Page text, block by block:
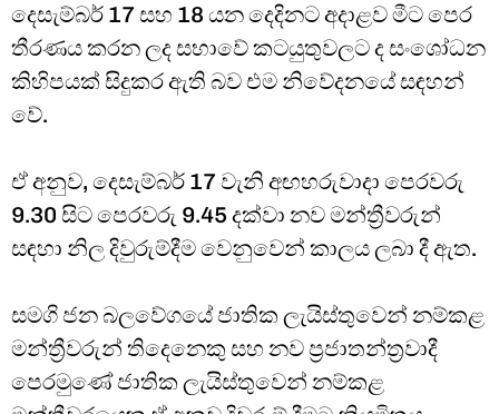
දෙසැම්බර් 17 සහ 18 යන දෙදිනට අදාළව මීට පෙර
තීරණය කරන ලද සභාවේ කටයුතුවලට ද සංශෝධන
කිහිපයක් සිදුකර ඇති බව එම නිවේදනයේ සඳහන්
වේ.
ඒ අනුව, දෙසැම්බර් 17 වැනි අඟහරුවාදා පෙරවරු
9.30 සිට පෙරවරු 9.45 දක්වා නව මන්ත්‍රීවරුන්
සඳහා නිල දිවුරුම්දීම වෙනුවෙන් කාලය ලබා දී ඇත.
සමගි ජන බලවේගයේ ජාතික ලැයිස්තුවෙන් නම්කළ
මන්ත්‍රීවරුන් තිදෙනෙකු සහ නව ප්‍රජාතන්ත්‍රවාදී
පෙරමුණේ ජාතික ලැයිස්තුවෙන් නම්කළ